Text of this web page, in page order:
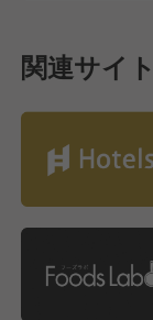
関連サイト